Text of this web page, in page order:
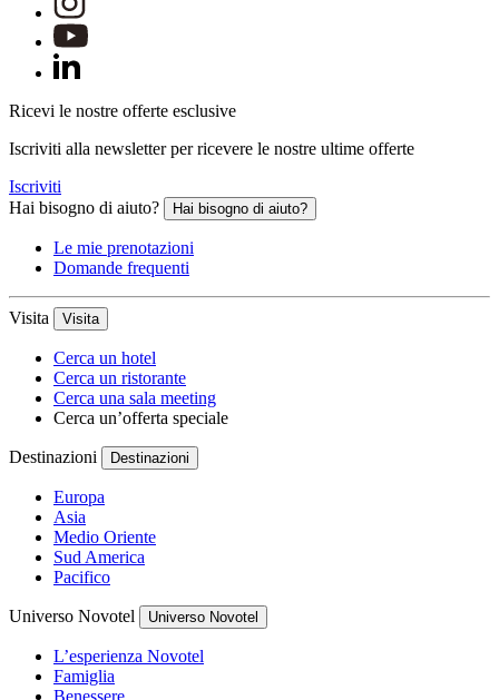
Ricevi le nostre offerte esclusive
Iscriviti alla newsletter per ricevere le nostre ultime offerte
Iscriviti
Hai bisogno di aiuto?
Hai bisogno di aiuto?
Le mie prenotazioni
Domande frequenti
Visita Visita
Cerca un hotel
Cerca un ristorante
Cerca una sala meeting
Cerca un’offerta speciale
Destinazioni Destinazioni
Europa
Asia
Medio Oriente
Sud America
Pacifico
Universo Novotel Universo Novotel
L’esperienza Novotel
Famiglia
Benessere